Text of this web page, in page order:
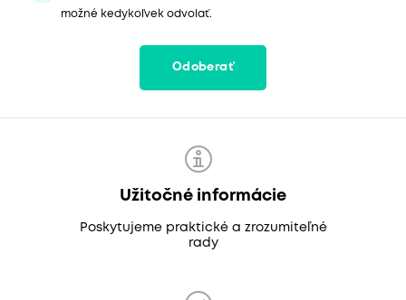
možné kedykoľvek odvolať.
Odoberať
Užitočné informácie
Poskytujeme praktické a zrozumiteľné
rady